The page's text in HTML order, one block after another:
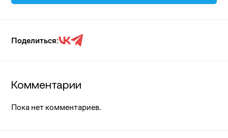
Поделиться:
Комментарии
Пока нет комментариев.